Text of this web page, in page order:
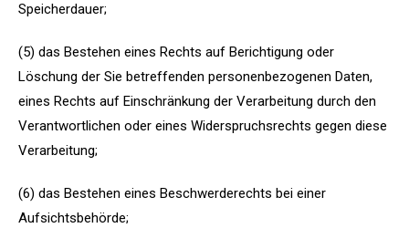
Speicherdauer;
(5) das Bestehen eines Rechts auf Berichtigung oder
Löschung der Sie betreffenden personenbezogenen Daten,
eines Rechts auf Einschränkung der Verarbeitung durch den
Verantwortlichen oder eines Widerspruchsrechts gegen diese
Verarbeitung;
(6) das Bestehen eines Beschwerderechts bei einer
Aufsichtsbehörde;